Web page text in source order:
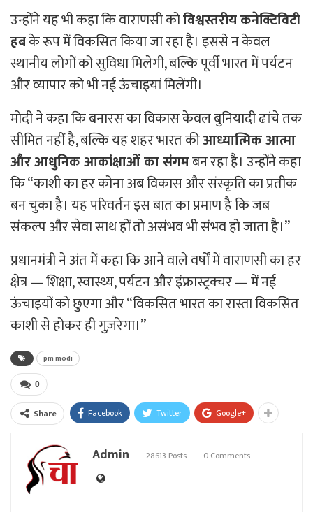
उन्होंने यह भी कहा कि वाराणसी कोविश्वस्तरीय कनेक्टिविटी
हबके रूप में विकसित किया जा रहा है। इससे न केवल
स्थानीय लोगों को सुविधा मिलेगी, बल्कि पूर्वी भारत में पर्यटन
और व्यापार को भी नई ऊंचाइयां मिलेंगी।
मोदी ने कहा कि बनारस का विकास केवल बुनियादी ढांचे तक
सीमित नहीं है, बल्कि यह शहर भारत कीआध्यात्मिक आत्मा
और आधुनिक आकांक्षाओं का संगमबन रहा है। उन्होंने कहा
कि “काशी का हर कोना अब विकास और संस्कृति का प्रतीक
बन चुका है। यह परिवर्तन इस बात का प्रमाण है कि जब
संकल्प और सेवा साथ हों तो असंभव भी संभव हो जाता है।”
प्रधानमंत्री ने अंत में कहा कि आने वाले वर्षों में वाराणसी का हर
क्षेत्र — शिक्षा, स्वास्थ्य, पर्यटन और इंफ्रास्ट्रक्चर — में नई
ऊंचाइयों को छुएगा और “विकसित भारत का रास्ता विकसित
काशी से होकर ही गुज़रेगा।”
pm modi
0
Share Facebook Twitter Google+
Admin 28613 Posts 0 Comments